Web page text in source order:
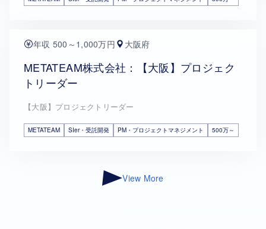
年収 500～1,000万円 大阪府
METATEAM株式会社：【大阪】プロジェク
トリーダー
【大阪】プロジェクトリーダー
METATEAM SIer・受託開発 PM・プロジェクトマネジメント 500万～
View More